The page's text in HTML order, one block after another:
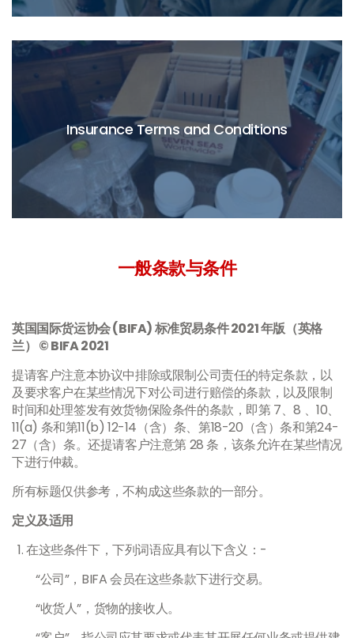
Insurance Terms and Conditions
一般条款与条件
英国国际货运协会 (BIFA) 标准贸易条件 2021 年版（英格
兰） © BIFA 2021
提请客户注意本协议中排除或限制公司责任的特定条款，以
及要求客户在某些情况下对公司进行赔偿的条款，以及限制
时间和处理签发有效货物保险条件的条款，即第 7、8 、10、
11(a) 条和第11(b) 12-14（含）条、第18-20（含）条和第24-
27（含）条。还提请客户注意第 28 条，该条允许在某些情况
下进行仲裁。
所有标题仅供参考，不构成这些条款的一部分。
定义及适用
在这些条件下，下列词语应具有以下含义：-
“公司”，BIFA 会员在这些条款下进行交易。
“收货人”，货物的接收人。